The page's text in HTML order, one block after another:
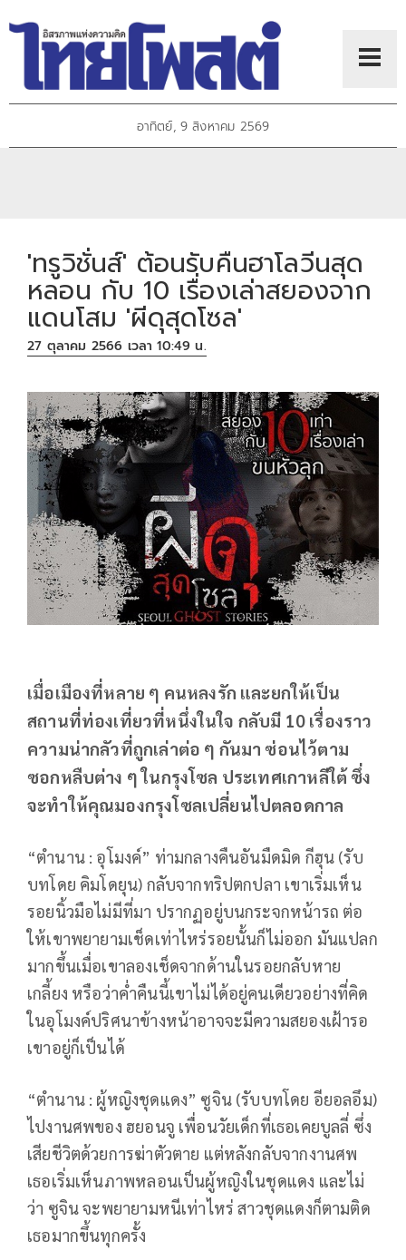
อาทิตย์, 9 สิงหาคม 2569
'ทรูวิชั่นส์' ต้อนรับคืนฮาโลวีนสุด
หลอน กับ 10 เรื่องเล่าสยองจาก
แดนโสม 'ผีดุสุดโซล'
27 ตุลาคม 2566 เวลา 10:49 น.
เมื่อเมืองที่หลาย ๆ คนหลงรัก และยกให้เป็น
สถานที่ท่องเที่ยวที่หนึ่งในใจ กลับมี 10 เรื่องราว
ความน่ากลัวที่ถูกเล่าต่อ ๆ กันมา ซ่อนไว้ตาม
ซอกหลืบต่าง ๆ ในกรุงโซล ประเทศเกาหลีใต้ ซึ่ง
จะทำให้คุณมองกรุงโซลเปลี่ยนไปตลอดกาล
“ตำนาน : อุโมงค์” ท่ามกลางคืนอันมืดมิด กีฮุน (รับ
บทโดย คิมโดยุน) กลับจากทริปตกปลา เขาเริ่มเห็น
รอยนิ้วมือไม่มีที่มา ปรากฏอยู่บนกระจกหน้ารถ ต่อ
ให้เขาพยายามเช็ดเท่าไหร่รอยนั้นก็ไม่ออก มันแปลก
มากขึ้นเมื่อเขาลองเช็ดจากด้านในรอยกลับหาย
เกลี้ยง หรือว่าค่ำคืนนี้เขาไม่ได้อยู่คนเดียวอย่างที่คิด
ในอุโมงค์ปริศนาข้างหน้าอาจจะมีความสยองเฝ้ารอ
เขาอยู่ก็เป็นได้
“ตำนาน : ผู้หญิงชุดแดง” ซูจิน (รับบทโดย อียอลอึม)
ไปงานศพของ ฮยอนจู เพื่อนวัยเด็กที่เธอเคยบูลลี่ ซึ่ง
เสียชีวิตด้วยการฆ่าตัวตาย แต่หลังกลับจากงานศพ
เธอเริ่มเห็นภาพหลอนเป็นผู้หญิงในชุดแดง และไม่
ว่า ซูจิน จะพยายามหนีเท่าไหร่ สาวชุดแดงก็ตามติด
เธอมากขึ้นทุกครั้ง